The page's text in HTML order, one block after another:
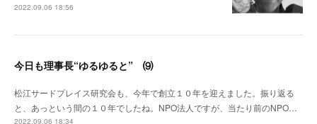
2022.09.06 18:56
今日も理事長“ゆるゆると” ⑼
松江サードプレイス研究会も、今年で創立１０年を迎えました。振り返る
と、あっという間の１０年でしたね。NPO法人ですが、当たり前のNPO…
2022.09.06 18:34